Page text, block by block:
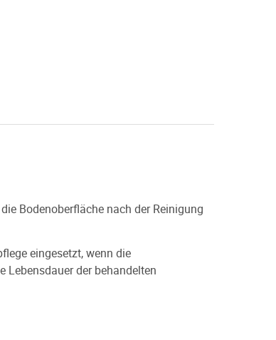
Bodenoberfläche nach der Reinigung
eingesetzt, wenn die
der behandelten